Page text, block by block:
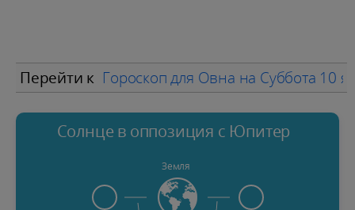
Перейти к Гороскоп для Овна на Суббота 10
Солнце в оппозиция с Юпитер
Земля